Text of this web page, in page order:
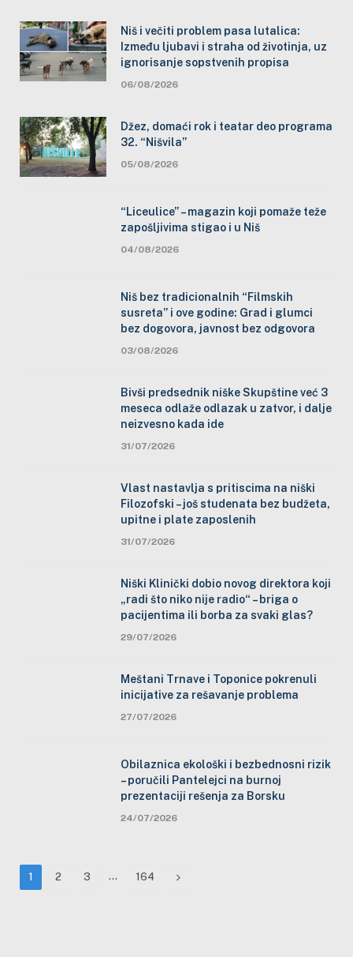
Niš i večiti problem pasa lutalica:
Između ljubavi i straha od životinja, uz
ignorisanje sopstvenih propisa
06/08/2026
Džez, domaći rok i teatar deo programa
32. “Nišvila”
05/08/2026
“Liceulice” – magazin koji pomaže teže
zapošljivima stigao i u Niš
04/08/2026
Niš bez tradicionalnih “Filmskih
susreta” i ove godine: Grad i glumci
bez dogovora, javnost bez odgovora
03/08/2026
Bivši predsednik niške Skupštine već 3
meseca odlaže odlazak u zatvor, i dalje
neizvesno kada ide
31/07/2026
Vlast nastavlja s pritiscima na niški
Filozofski – još studenata bez budžeta,
upitne i plate zaposlenih
31/07/2026
Niški Klinički dobio novog direktora koji
„radi što niko nije radio“ – briga o
pacijentima ili borba za svaki glas?
29/07/2026
Meštani Trnave i Toponice pokrenuli
inicijative za rešavanje problema
27/07/2026
Obilaznica ekološki i bezbednosni rizik
– poručili Pantelejci na burnoj
prezentaciji rešenja za Borsku
24/07/2026
1 2 3 … 164 Next